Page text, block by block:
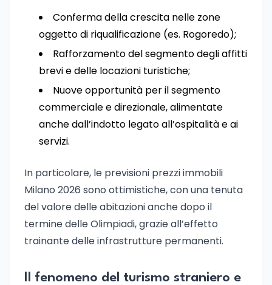
Conferma della crescita nelle zone
oggetto di riqualificazione (es. Rogoredo);
Rafforzamento del segmento degli affitti
brevi e delle locazioni turistiche;
Nuove opportunità per il segmento
commerciale e direzionale, alimentate
anche dall’indotto legato all’ospitalità e ai
servizi.
In particolare, le previsioni prezzi immobili
Milano 2026 sono ottimistiche, con una tenuta
del valore delle abitazioni anche dopo il
termine delle Olimpiadi, grazie all’effetto
trainante delle infrastrutture permanenti.
Il fenomeno del turismo straniero e